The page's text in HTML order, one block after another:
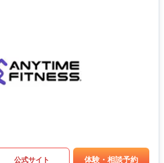
公式サイト 体験・相談予約